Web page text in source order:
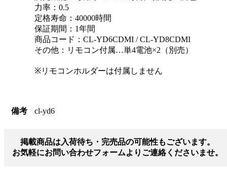
力率：0.5
定格寿命：40000時間
保証期間：1年間
商品コード：CL-YD6CDMI / CL-YD8CDMI
その他：リモコン付属…単4電池×2（別売）
※リモコンホルダーは付属しません
備考 cl-yd6
掲載商品は入荷待ち・完売品の可能性もございます。
お気軽にお問い合わせフォームよりご連絡くださいませ。